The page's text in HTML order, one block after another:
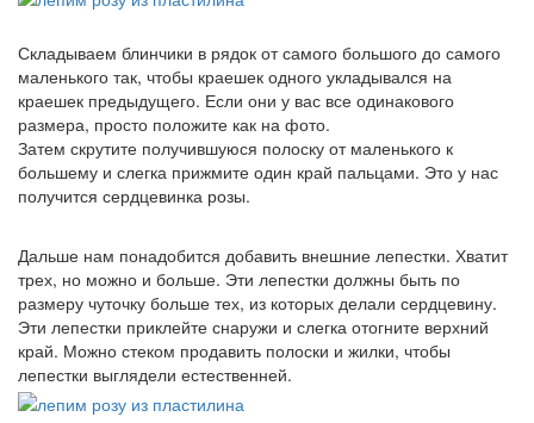
Складываем блинчики в рядок от самого большого до самого
маленького так, чтобы краешек одного укладывался на
краешек предыдущего. Если они у вас все одинакового
размера, просто положите как на фото.
Затем скрутите получившуюся полоску от маленького к
большему и слегка прижмите один край пальцами. Это у нас
получится сердцевинка розы.
Дальше нам понадобится добавить внешние лепестки. Хватит
трех, но можно и больше. Эти лепестки должны быть по
размеру чуточку больше тех, из которых делали сердцевину.
Эти лепестки приклейте снаружи и слегка отогните верхний
край. Можно стеком продавить полоски и жилки, чтобы
лепестки выглядели естественней.